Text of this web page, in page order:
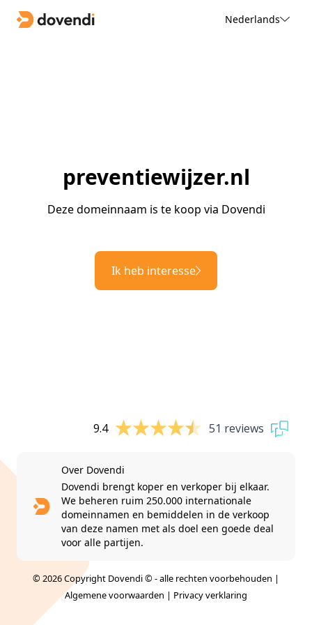
Nederlands
preventiewijzer.nl
Deze domeinnaam is te koop via Dovendi
Ik heb interesse
9.4 51 reviews
Over Dovendi
Dovendi brengt koper en verkoper bij elkaar.
We beheren ruim 250.000 internationale
domeinnamen en bemiddelen in de verkoop
van deze namen met als doel een goede deal
voor alle partijen.
© 2026 Copyright Dovendi © - alle rechten voorbehouden |
Algemene voorwaarden | Privacy verklaring